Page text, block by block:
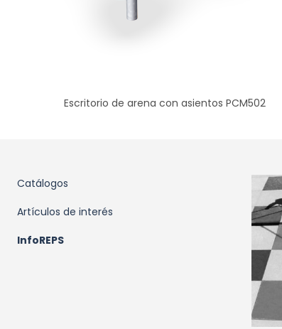
Escritorio de arena con asientos PCM502
Catálogos
Artículos de interés
InfoREPS